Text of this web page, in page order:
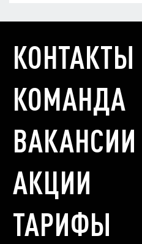
КОНТАКТЫ
КОМАНДА
ВАКАНСИИ
АКЦИИ
ТАРИФЫ